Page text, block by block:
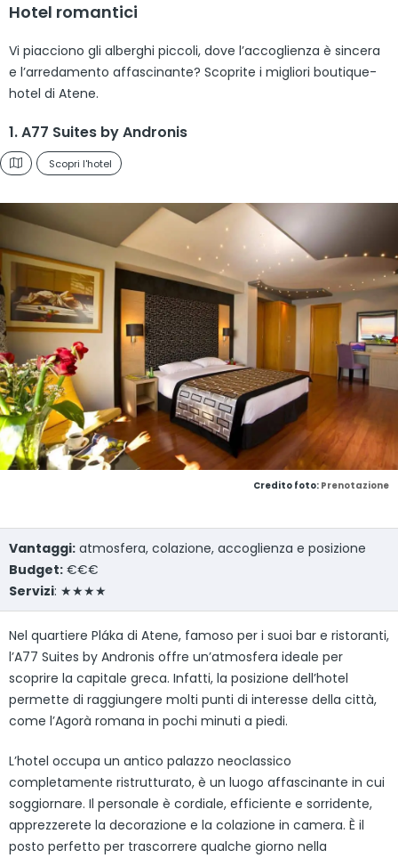
Hotel romantici
Vi piacciono gli alberghi piccoli, dove l’accoglienza è sincera
e l’arredamento affascinante? Scoprite i migliori boutique-
hotel di Atene.
1. A77 Suites by Andronis
Scopri l'hotel
Credito foto: Prenotazione
Vantaggi: atmosfera, colazione, accoglienza e posizione
Budget: €€€
Servizi: ★★★★
Nel quartiere Pláka di Atene, famoso per i suoi bar e ristoranti,
l’A77 Suites by Andronis offre un’atmosfera ideale per
scoprire la capitale greca. Infatti, la posizione dell’hotel
permette di raggiungere molti punti di interesse della città,
come l’Agorà romana in pochi minuti a piedi.
L’hotel occupa un antico palazzo neoclassico
completamente ristrutturato, è un luogo affascinante in cui
soggiornare. Il personale è cordiale, efficiente e sorridente,
apprezzerete la decorazione e la colazione in camera. È il
posto perfetto per trascorrere qualche giorno nella